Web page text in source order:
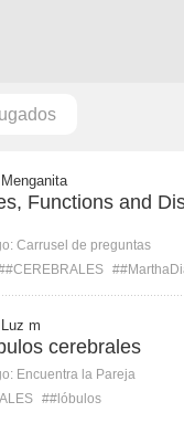
Menganita
Functions and
Carrusel de preguntas
Luz m
cerebrales
Encuentra la Pareja
##lóbulos